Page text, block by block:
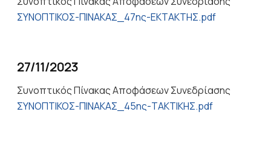
ΣΥΝΟΠΤΙΚΟΣ-ΠΙΝΑΚΑΣ_47ης-ΕΚΤΑΚΤΗΣ.pdf
27/11/2023
Συνοπτικός Πίνακας Αποφάσεων Συνεδρίασης
ΣΥΝΟΠΤΙΚΟΣ-ΠΙΝΑΚΑΣ_45ης-ΤΑΚΤΙΚΗΣ.pdf